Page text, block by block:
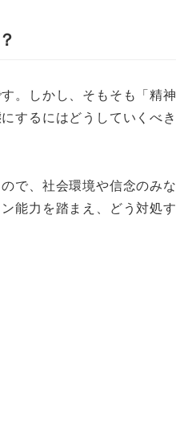
。しかし、そもそも「精
するにはどうしていくべ
で、社会環境や信念のみ
力を踏まえ、どう対処